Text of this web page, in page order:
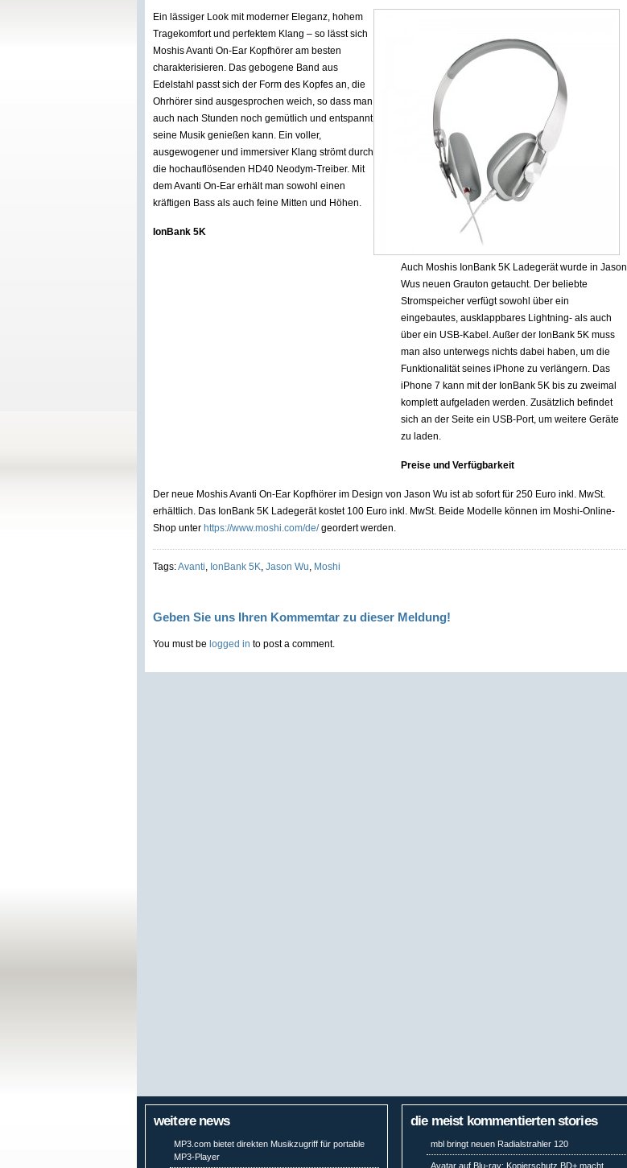
Ein lässiger Look mit moderner Eleganz, hohem
Tragekomfort und perfektem Klang – so lässt sich
Moshis Avanti On-Ear Kopfhörer am besten
charakterisieren. Das gebogene Band aus
Edelstahl passt sich der Form des Kopfes an, die
Ohrhörer sind ausgesprochen weich, so dass man
auch nach Stunden noch gemütlich und entspannt
seine Musik genießen kann. Ein voller,
ausgewogener und immersiver Klang strömt durch
die hochauflösenden HD40 Neodym-Treiber. Mit
dem Avanti On-Ear erhält man sowohl einen
kräftigen Bass als auch feine Mitten und Höhen.
IonBank 5K
Auch Moshis IonBank 5K Ladegerät wurde in Jason
Wus neuen Grauton getaucht. Der beliebte
Stromspeicher verfügt sowohl über ein
eingebautes, ausklappbares Lightning- als auch
über ein USB-Kabel. Außer der IonBank 5K muss
man also unterwegs nichts dabei haben, um die
Funktionalität seines iPhone zu verlängern. Das
iPhone 7 kann mit der IonBank 5K bis zu zweimal
komplett aufgeladen werden. Zusätzlich befindet
sich an der Seite ein USB-Port, um weitere Geräte
zu laden.
Preise und Verfügbarkeit
Der neue Moshis Avanti On-Ear Kopfhörer im Design von Jason Wu ist ab sofort für 250 Euro inkl. MwSt.
erhältlich. Das IonBank 5K Ladegerät kostet 100 Euro inkl. MwSt. Beide Modelle können im Moshi-Online-
Shop unter https://www.moshi.com/de/geordert werden.
Tags:Avanti IonBank 5K Jason Wu Moshi
Geben Sie uns Ihren Kommemtar zu dieser Meldung!
You must be logged in to post a comment.
weitere news
MP3.com bietet direkten Musikzugriff für portable
MP3-Player
die meist kommentierten stories
mbl bringt neuen Radialstrahler 120
Avatar auf Blu-ray: Kopierschutz BD+ macht